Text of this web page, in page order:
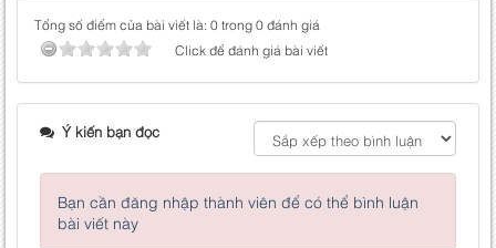
Tổng số điểm của bài viết là: 0 trong 0 đánh giá
Click để đánh giá bài viết
Ý kiến bạn đọc
Bạn cần đăng nhập thành viên để có thể bình luận
bài viết này